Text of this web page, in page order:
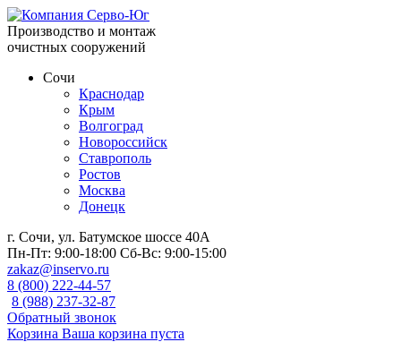
Производство и монтаж
очистных сооружений
Сочи
Краснодар
Крым
Волгоград
Новороссийск
Ставрополь
Ростов
Москва
Донецк
г. Сочи, ул. Батумское шоссе 40А
Пн-Пт: 9:00-18:00 Сб-Вс: 9:00-15:00
zakaz@inservo.ru
8 (800) 222-44-57
8 (988) 237-32-87
Обратный звонок
Корзина Ваша корзина пуста